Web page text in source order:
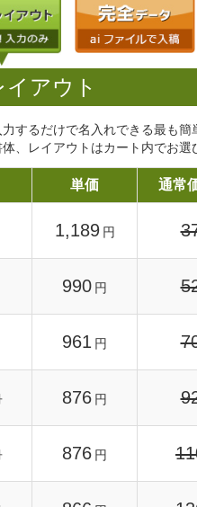
イアウト
するだけで名入れできる最も簡
、レイアウトはカート内でお選
単価 通常
1,189 円
990 円
961 円
876 円
876 円